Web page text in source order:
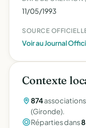
11/05/1993
SOURCE
Voir au Journal
Contexte
874
(Gironde).
Réparties dans8